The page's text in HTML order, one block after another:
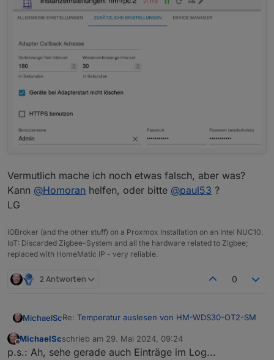
Vermutlich mache ich noch etwas falsch, aber was?
Kann @Homoran helfen, oder bitte @paul53 ?
LG
iOBroker (and the other stuff) on a Proxmox Installation on an Intel NUC10.
IoT: Discarded Zigbee-System and all the hardware related to Zigbee;
replaced with HomeMatic IP - very reliable.
2 Antworten 0
MichaelScRe: Temperatur auslesen von HM-WDS30-OT2-SM
Habe ja Dutzende von HM-IP-Geräten - alles
funktioniert.
Offline
MichaelScschrieb am 29. Mai 2024, 09:24
zuletzt editiert von
p.s.: Ah, sehe gerade auch Einträge im Log...